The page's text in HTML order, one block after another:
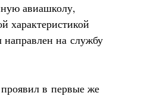
авиашколу,
характеристикой
на службу
в первые же